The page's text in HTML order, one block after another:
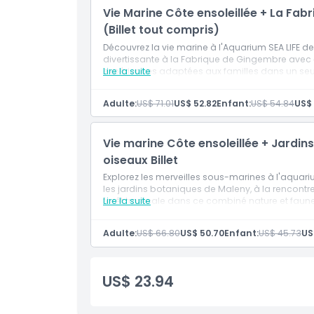
Vie Marine Côte ensoleillée + La
(Billet tout compris)
Découvrez la vie marine à l'Aquarium SEA LIFE
divertissante à la Fabrique de Gingembre
expériences adaptées aux familles dans un
Lire la suite
Adulte:US$ 71.01US$ 52.82Enfant:US$ 54.84
Vie marine Côte ensoleillée +
oiseaux Billet
Explorez les merveilles sous-marines à
les jardins botaniques de Maleny, à la
forêt tropicale dans ce combiné nature et faune.
Lire la suite
Adulte:US$ 66.80US$ 50.70Enfant:US$ 45.73
US$ 23.94